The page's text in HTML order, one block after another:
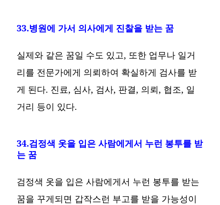
33.병원에 가서 의사에게 진찰을 받는 꿈
실제와 같은 꿈일 수도 있고, 또한 업무나 일거
리를 전문가에게 의뢰하여 확실하게 검사를 받
게 된다. 진료, 심사, 검사, 판결, 의뢰, 협조, 일
거리 등이 있다.
34.검정색 옷을 입은 사람에게서 누런 봉투를 받
는 꿈
검정색 옷을 입은 사람에게서 누런 봉투를 받는
꿈을 꾸게되면 갑작스런 부고를 받을 가능성이